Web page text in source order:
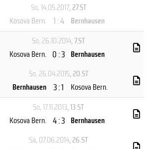
So, 14.05.2017, 27.ST
Kosova Bern. 1 : 4 Bernhausen
So, 26.10.2014, 7.ST
Kosova Bern. 0 : 3 Bernhausen
So, 26.04.2015, 20.ST
Bernhausen 3 : 1 Kosova Bern.
So, 17.11.2013, 13.ST
Kosova Bern. 4 : 3 Bernhausen
Sa, 07.06.2014, 26.ST